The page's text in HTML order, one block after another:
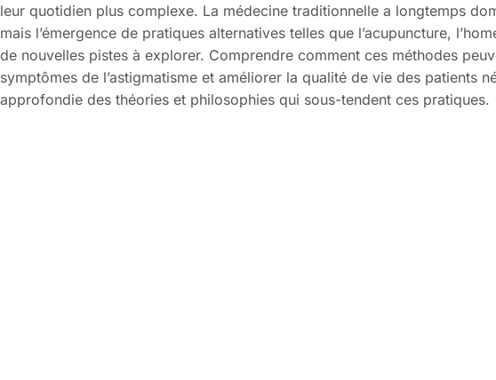
leur quotidien plus complexe. La médecine traditionnelle a longtemps
mais l’émergence de pratiques alternatives telles que l’acupuncture,
de nouvelles pistes à explorer. Comprendre comment ces méthodes
symptômes de l’astigmatisme et améliorer la qualité de vie des patients
approfondie des théories et philosophies qui sous-tendent ces pratiques.